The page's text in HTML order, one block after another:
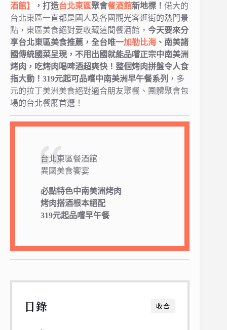
酒館】
，打造台北東區聚會餐酒館新地標！ 偌大的
台北東區一直都是國人及各國觀光客逛街的熱門景
點，東區美食絕對要收藏這間餐酒館， 今天要來分
享台北東區美食推薦，全台唯一加勒比海 、南美諸
國傳統國菜呈現，不用出國就能品嚐正宗中南美洲
烤肉，吃烤肉喝啤酒超爽快！整個烤肉拼盤令人食
指大動！319元起可品嚐中南美洲早午餐系列 ，多
元的拉丁美洲美食絕對適合朋友聚餐、團體聚會包
場的台北餐廳首選！
台北東區餐酒館
異國美食饗宴
必點特色中南美洲烤肉
烤肉搭酒根本絕配
319元起品嚐早午餐
收合
目錄